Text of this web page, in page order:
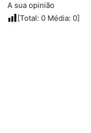
A sua opinião
[Total: 0 Média: 0]